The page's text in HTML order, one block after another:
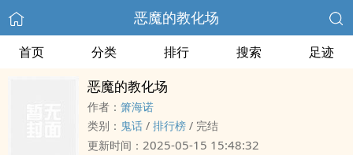
恶魔的教化场
首页 分类 排行 搜索 足迹
恶魔的教化场
作者： 箫海诺
类别： 鬼话 / 排行榜 / 完结
更新时间： 2025-05-15 15:48:32